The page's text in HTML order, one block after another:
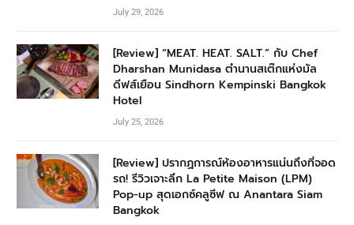
July 29, 2026
[Review] “MEAT. HEAT. SALT.” กับ Chef
Dharshan Munidasa ตำนานสเต๊กแห่งมัล
ดีฟส์เยือน Sindhorn Kempinski Bangkok
Hotel
July 25, 2026
[Review] ปรากฏการณ์ห้องอาหารแน่นถึงที่จอด
รถ! รีวิวเจาะลึก La Petite Maison (LPM)
Pop-up สุดเอกซ์คลูซีฟ ณ Anantara Siam
Bangkok